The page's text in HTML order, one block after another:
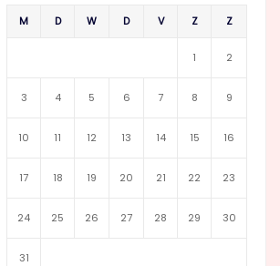
M D W D V Z Z
1 2
3 4 5 6 7 8 9
10 11 12 13 14 15 16
17 18 19 20 21 22 23
24 25 26 27 28 29 30
31